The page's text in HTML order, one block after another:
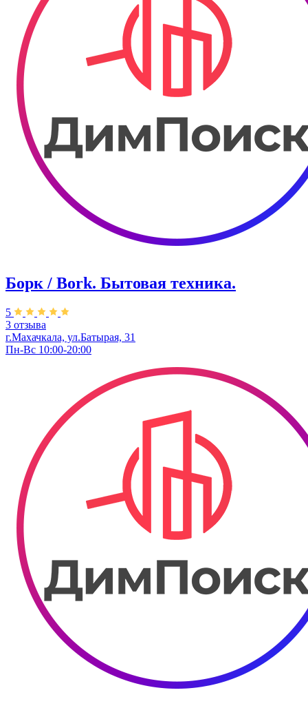
Борк / Bork. Бытовая техника.
5
3 отзыва
г.Махачкала, ул.Батырая, 31
Пн-Вс 10:00-20:00